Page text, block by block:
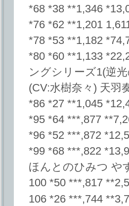
*68 *38 **1,346
*76 *62 **1,201
*78 *53 **1,182
*80 *60 **1,133
ングシリーズ1(逆
(CV:水樹奈々) 天羽
*86 *27 **1,045
*95 *64 ***,877
*96 *52 ***,872
*99 *68 ***,822
ほんとのひみつ や
100 *50 ***,817
106 *26 ***,744